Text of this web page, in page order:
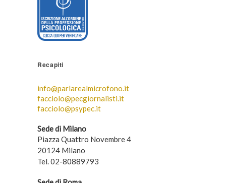
Recapiti
info@parlarealmicrofono.it
facciolo@pecgiornalisti.it
facciolo@psypec.it
Sede di Milano
Piazza Quattro Novembre 4
20124 Milano
Tel. 02-80889793